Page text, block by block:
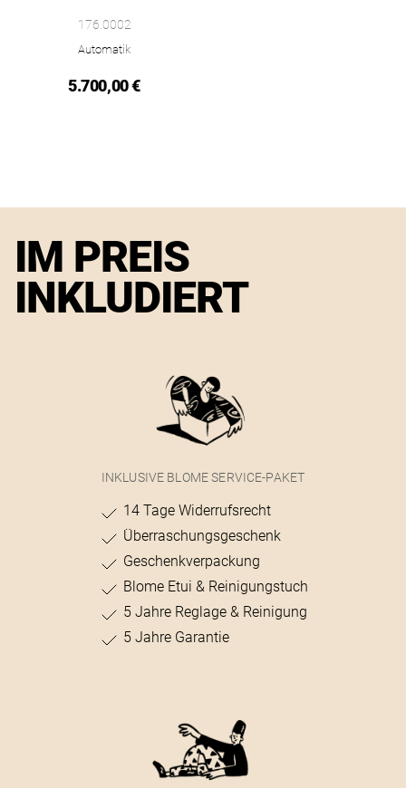
176.0002
Automatik
5.700,00 €
IM PREIS
INKLUDIERT
INKLUSIVE BLOME SERVICE-PAKET
14 Tage Widerrufsrecht
Überraschungsgeschenk
Geschenkverpackung
Blome Etui & Reinigungstuch
5 Jahre Reglage & Reinigung
5 Jahre Garantie